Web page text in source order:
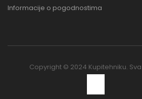
Informacije o pogodnostima
Copyright © 2024 Kupitehniku.